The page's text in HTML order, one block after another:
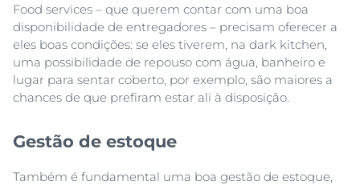
Food services – que querem contar com uma boa
disponibilidade de entregadores – precisam oferecer a
eles boas condições: se eles tiverem, na dark kitchen,
uma possibilidade de repouso com água, banheiro e
lugar para sentar coberto, por exemplo, são maiores a
chances de que prefiram estar ali à disposição.
Gestão de estoque
Também é fundamental uma boa gestão de estoque,